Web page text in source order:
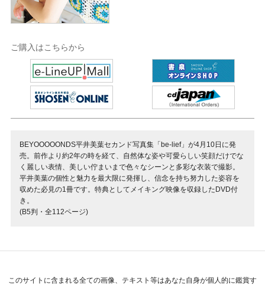
ご購入はこちらから
BEYOOOOONDS平井美葉セカンド写真集「be-lief」が4月10日に発
売。前作より約2年の時を経て、自然体な姿や可愛らしい笑顔だけでな
く麗しい表情、美しい佇まいまで色々なシーンと多彩な衣装で撮影。
平井美葉の個性と魅力を最大限に発揮し、信念を持ち努力した姿容を
収めた必見の1冊です。特典としてメイキング映像を収録したDVD付
き。
(B5判・全112ページ)
このサイトに含まれる全ての画像、テキスト等はあなた自身が個人的に鑑賞す